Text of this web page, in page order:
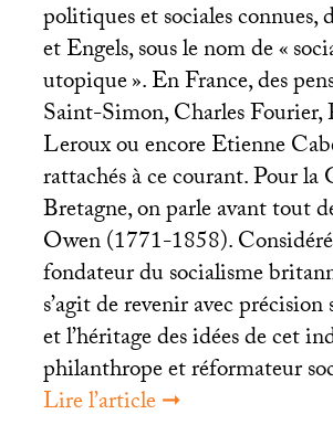
politiques et sociales connues,
et Engels, sous le nom de «
utopique». En France, des
Saint-Simon, Charles Fourier,
Leroux ou encore Etienne
rattachés à ce courant. Pour la
Bretagne, on parle avant tout
Owen (1771-1858).
fondateur du socialisme
s’agit de revenir avec
et l’héritage des idées de cet
philanthrope et réformateur
Lire l’article ➞